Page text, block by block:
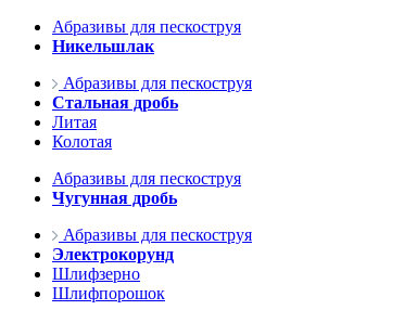
Абразивы для пескоструя
Никельшлак
Абразивы для пескоструя
Стальная дробь
Литая
Колотая
Абразивы для пескоструя
Чугунная дробь
Абразивы для пескоструя
Электрокорунд
Шлифзерно
Шлифпорошок